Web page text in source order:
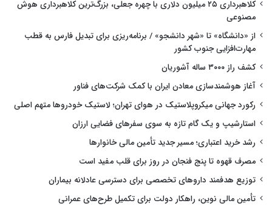
کلاهبرداری ۲۵ میلیون دلاری با چهره جعلی، بزرگ‌ترین کلاهبرداری هوش
مصنوعی
از «دانشگاه» تا «شهر دانشجو» / برنامه‌ریزی برای تبدیل فارس به قطب
مهارت‌افزایی جنوب کشور
کشف راز ۳۰۰۰ ساله آشوریان
آغاز هوشمندسازی معادن ایران با کمک شرکت‌های فناور
رکورد جهانی میکروپلاستیک در هوای تهران؛ لاستیک خودروها متهم اصلی
استارشیپ و یک گام تازه به سوی سفرهای فضایی ارزان
رشد خرید اعتباری؛ مسیر جدید تأمین مالی خانوارها
مصرف قهوه تا پنج فنجان در روز برای قلب مفید است
توزیع هدفمند داروهای تخصصی برای دسترسی عادلانه بیماران
تأمین مالی نوین، راهکار دولت برای تکمیل طرح‌های عمرانی